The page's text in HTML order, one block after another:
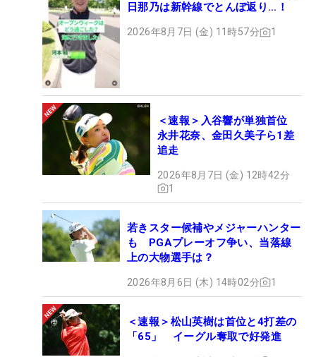
日那乃は新幹線でとんぼ返り…！
2026年8月7日 (金) 11時57分 1
＜速報＞入谷響が単独首位
永井花奈、金田久美子ら1差
追走
2026年8月7日 (金) 12時42分
1
若きスター候補やメジャーハンター
も PGAプレーオフ争い、当落線
上の大物選手は？
2026年8月6日 (木) 14時02分 1
＜速報＞松山英樹は首位と4打差の
「65」 イーグル奪取で好発進